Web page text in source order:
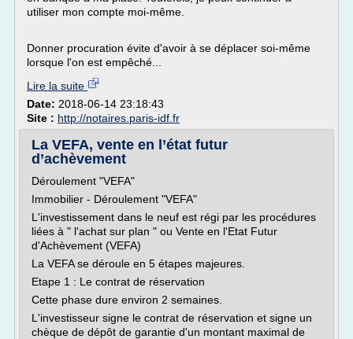
utiliser mon compte moi-même.
Donner procuration évite d'avoir à se déplacer soi-même
lorsque l'on est empêché...
Lire la suite
Date: 2018-06-14 23:18:43
Site : http://notaires.paris-idf.fr
La VEFA, vente en l’état futur
d’achèvement
Déroulement "VEFA"
Immobilier - Déroulement "VEFA"
L'investissement dans le neuf est régi par les procédures
liées à " l'achat sur plan " ou Vente en l'Etat Futur
d'Achèvement (VEFA)
La VEFA se déroule en 5 étapes majeures.
Etape 1 : Le contrat de réservation
Cette phase dure environ 2 semaines.
L'investisseur signe le contrat de réservation et signe un
chèque de dépôt de garantie d'un montant maximal de